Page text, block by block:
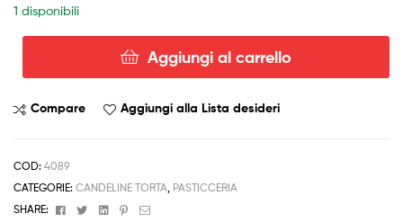
1 disponibili
Pirati
Aggiungi al carrello
Compare Aggiungi alla Lista desideri
COD: 4089
CATEGORIE: CANDELINE TORTA, PASTICCERIA
SHARE:
FacebookTwitterLinkedinPinterest
Email